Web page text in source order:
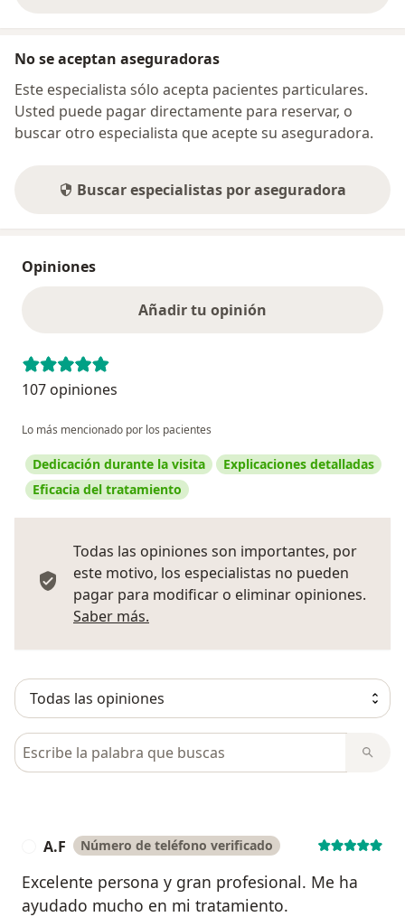
No se aceptan aseguradoras
Este especialista sólo acepta pacientes particulares.
Usted puede pagar directamente para reservar, o
buscar otro especialista que acepte su aseguradora.
Buscar especialistas por aseguradora
Opiniones
Añadir tu opinión
107 opiniones
Lo más mencionado por los pacientes
Dedicación durante la visita
Explicaciones detalladas
Eficacia del tratamiento
Todas las opiniones son importantes, por
este motivo, los especialistas no pueden
pagar para modificar o eliminar opiniones.
Saber más.
Busca en opiniones
A.F Número de teléfono verificado
Excelente persona y gran profesional. Me ha
ayudado mucho en mi tratamiento.